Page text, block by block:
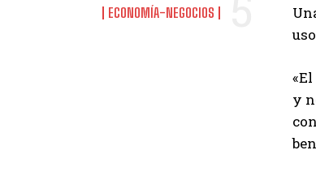
ECONOMÍA-NEGOCIOS
y